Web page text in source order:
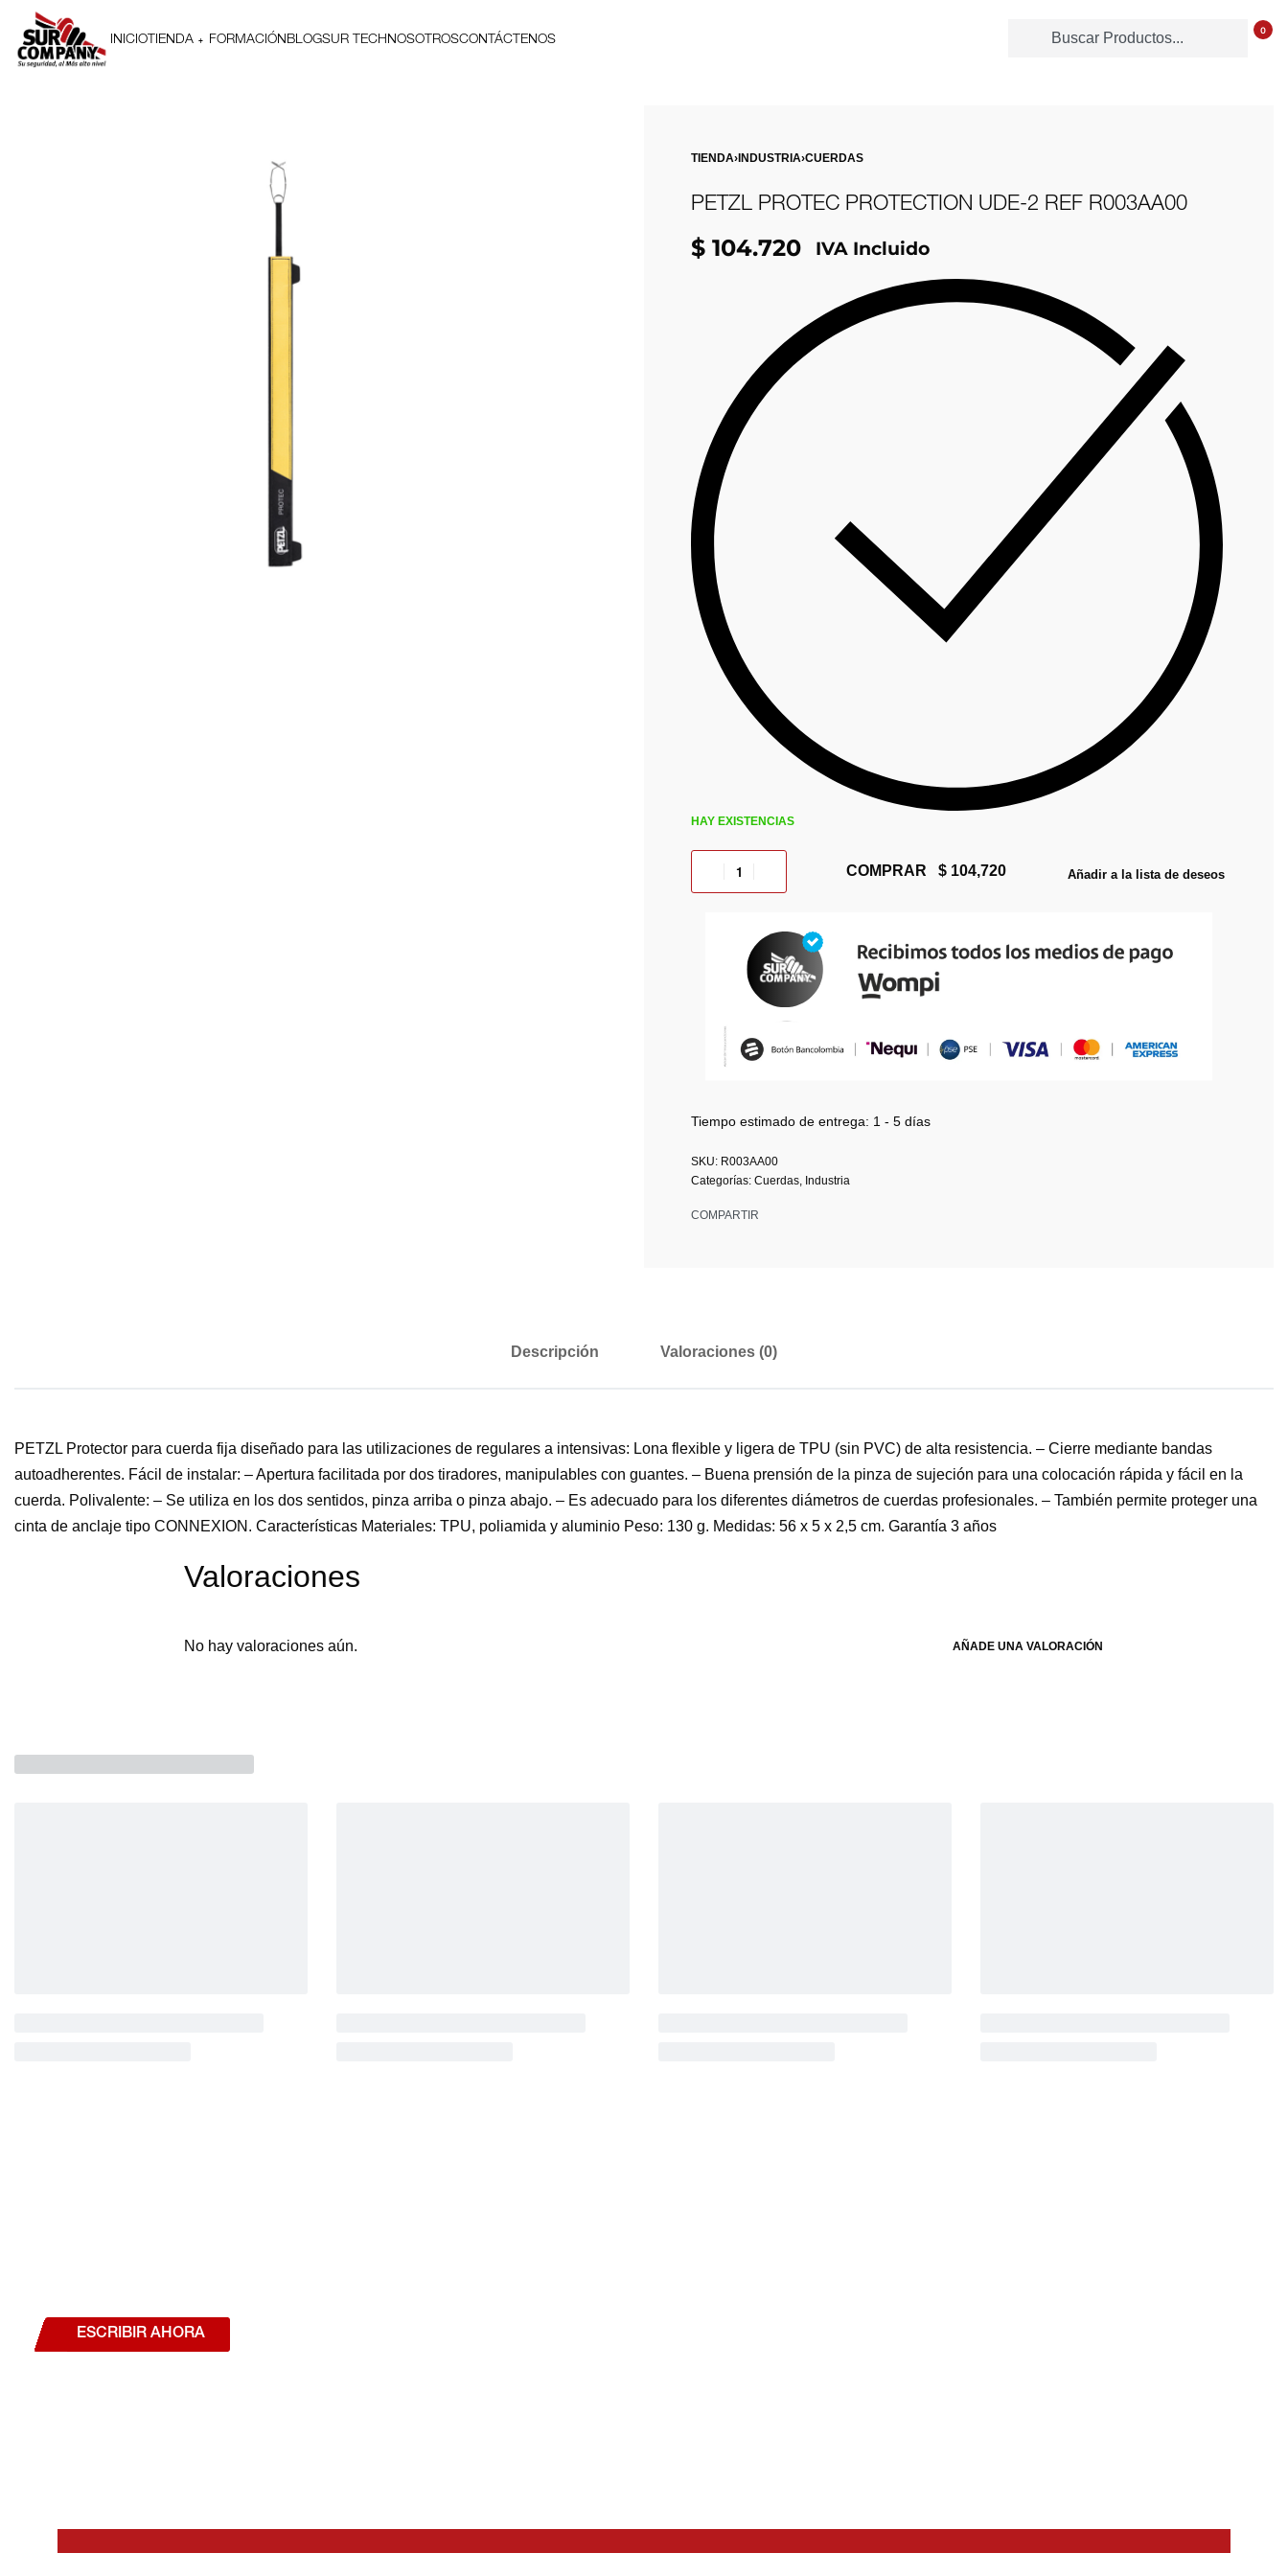
INICIO TIENDA FORMACIÓNBLOGSUR TECHNOSOTROSCONTÁCTENOS
0
TIENDA› INDUSTRIA›CUERDAS
PETZL PROTEC PROTECTION UDE-2 REF R003AA00
$ 104.720 IVA Incluido
HAY EXISTENCIAS
COMPRAR Añadir a la lista de deseos
Tiempo estimado de entrega: 1 - 5 días
R003AA00
Categorías: Cuerdas, Industria
COMPARTIR
Descripción Valoraciones (0)
PETZL Protector para cuerda fija diseñado para las utilizaciones de regulares a intensivas: Lona flexible y ligera de TPU (sin PVC) de alta resistencia. – Cierre mediante bandas
autoadherentes. Fácil de instalar: – Apertura facilitada por dos tiradores, manipulables con guantes. – Buena prensión de la pinza de sujeción para una colocación rápida y fácil en la
cuerda. Polivalente: – Se utiliza en los dos sentidos, pinza arriba o pinza abajo. – Es adecuado para los diferentes diámetros de cuerdas profesionales. – También permite proteger una
cinta de anclaje tipo CONNEXION. Características Materiales: TPU, poliamida y aluminio Peso: 130 g. Medidas: 56 x 5 x 2,5 cm. Garantía 3 años
Valoraciones
No hay valoraciones aún. AÑADE UNA VALORACIÓN
ESCRIBIR AHORA